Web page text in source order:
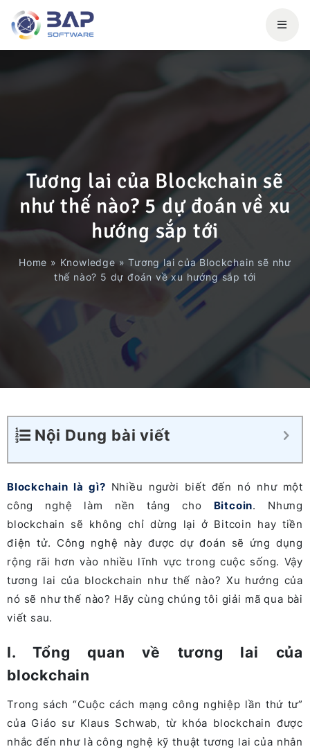
Tương lai của Blockchain sẽ
như thế nào? 5 dự đoán về xu
hướng sắp tới
Home » Knowledge »Tương lai của Blockchain sẽ như
thế nào? 5 dự đoán về xu hướng sắp tới
Nội Dung bài viết
Blockchain là gì? Nhiều người biết đến nó như một
công nghệ làm nền tảng cho Bitcoin. Nhưng
blockchain sẽ không chỉ dừng lại ở Bitcoin hay tiền
điện tử. Công nghệ này được dự đoán sẽ ứng dụng
rộng rãi hơn vào nhiều lĩnh vực trong cuộc sống. Vậy
tương lai của blockchain như thế nào? Xu hướng của
nó sẽ như thế nào? Hãy cùng chúng tôi giải mã qua bài
viết sau.
I. Tổng quan về tương lai của
blockchain
Trong sách “Cuộc cách mạng công nghiệp lần thứ tư”
của Giáo sư Klaus Schwab, từ khóa blockchain được
nhắc đến như là công nghệ kỹ thuật tương lai của nhân